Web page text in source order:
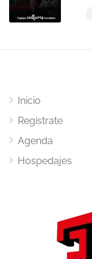
Inicio
Regístrate
Agenda
Hospedajes